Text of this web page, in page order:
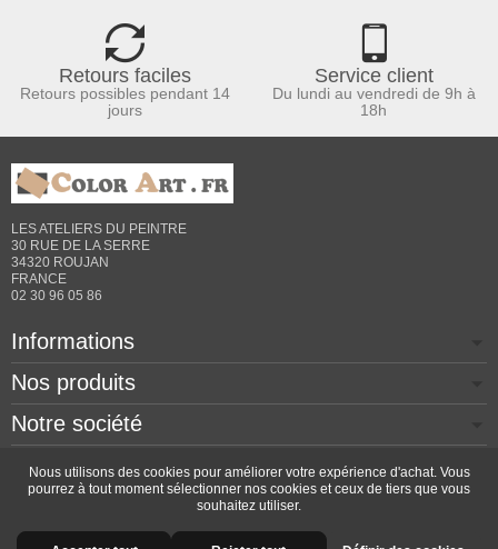
Retours faciles
Retours possibles pendant 14
jours
Service client
Du lundi au vendredi de 9h à
18h
LES ATELIERS DU PEINTRE
30 RUE DE LA SERRE
34320 ROUJAN
FRANCE
02 30 96 05 86
Informations
Nos produits
Notre société
Contactez-nous
Copyright © 2026 - Design by Prestacrea - Ecommerce
Nous utilisons des cookies pour améliorer votre expérience d'achat. Vous
pourrez à tout moment sélectionner nos cookies et ceux de tiers que vous
souhaitez utiliser.